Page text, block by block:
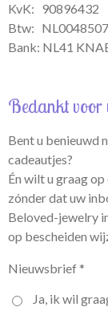
KvK: 90896432
Btw:
Bank: NL41
Bedankt voor
Bent u benieuwd
cadeautjes?
Én wilt u graag
zónder dat uw
Beloved-jewelry
op bescheiden
Nieuwsbrief *
Ja, ik wil